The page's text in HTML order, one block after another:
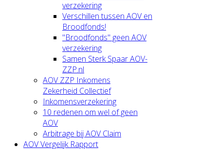
verzekering
Verschillen tussen AOV en
Broodfonds!
"Broodfonds" geen AOV
verzekering
Samen Sterk Spaar AOV-
ZZP.nl
AOV ZZP Inkomens
Zekerheid Collectief
Inkomensverzekering
10 redenen om wel of geen
AOV
Arbitrage bij AOV Claim
AOV Vergelijk Rapport